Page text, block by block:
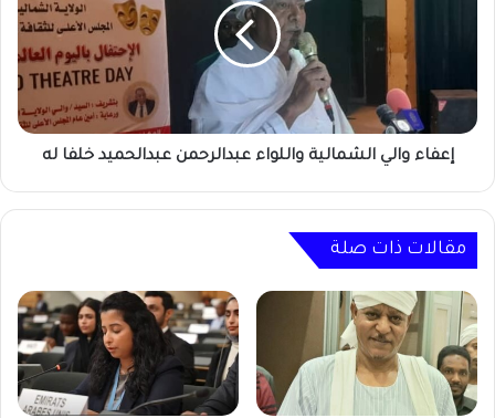
إعفاء والي الشمالية واللواء عبدالرحمن عبدالحميد خلفا له
مقالات ذات صلة